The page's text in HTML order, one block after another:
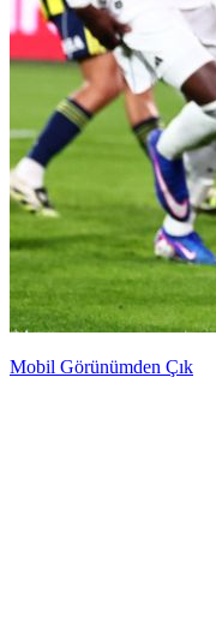
Mobil Görünümden Çık